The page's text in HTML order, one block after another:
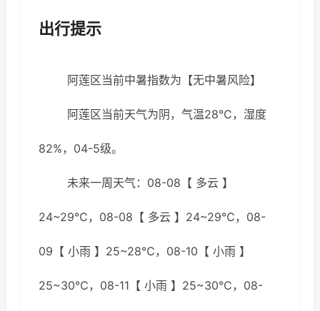
出行提示
阿莲区当前中暑指数为【无中暑风险】
阿莲区当前天气为阴，气温28℃，湿度
82%，04-5级。
未来一周天气：08-08【 多云 】
24~29℃，08-08【 多云 】24~29℃，08-
09【 小雨 】25~28℃，08-10【 小雨 】
25~30℃，08-11【 小雨 】25~30℃，08-